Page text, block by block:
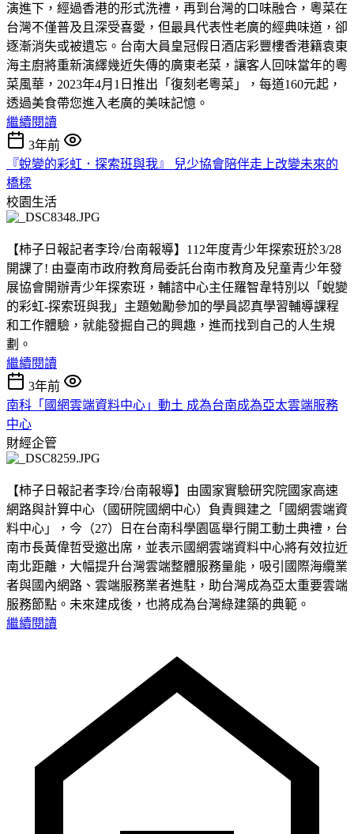
演進下，經過香港的形式洗禮，再到台灣的口味融合，粵菜在
台灣不僅普及且深受喜愛，但最具代表性老廣的經典味道，卻
逐漸消失或被遺忘。台南大員皇冠假日酒店彩豐樓香港籍袁東
海主廚將重新演繹幾近失傳的廣東老菜，讓客人回味當年的粵
菜風華，2023年4月1日推出「復刻老粵菜」，每道160元起，
透過美食帶您進入老廣的美味記憶。
繼續閱讀
3年前
『蛻變的彩虹．探索班與我』 兒少協會陪伴走上改變未來的
橋樑
校園生活
【柿子日報記者李玲/台南報導】112年度青少年探索班於3/28
開課了! 由臺南市政府教育局委託台南市教育及兒童青少年發
展協會開辦青少年探索班，輔諮中心主任羅智韋特別以「蛻變
的彩虹-探索班與我」主題勉勵參加的學員認真學習輔導課程
和工作體驗，就能發掘自己的興趣，進而找到自己的人生規
劃。
繼續閱讀
3年前
南科「國網雲端資料中心」動土 成為台南成為亞太雲端服務
中心
財經企管
【柿子日報記者李玲/台南報導】由國家實驗研究院國家高速
網路與計算中心（國研院國網中心）負責興建之「國網雲端資
料中心」，今（27）日在台南科學園區舉行開工動土典禮，台
南市長黃偉哲受邀出席，並表示國網雲端資料中心將有效拉近
南北距離，大幅提升台灣雲端整體服務量能，吸引國際海纜業
者與國內網路、雲端服務業者進駐，助台灣成為亞太重要雲端
服務節點。未來建成後，也將成為台灣綠建築的典範。
繼續閱讀